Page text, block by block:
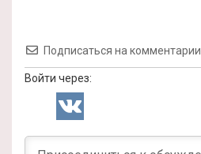
Подписаться на комментарии
Войти через: